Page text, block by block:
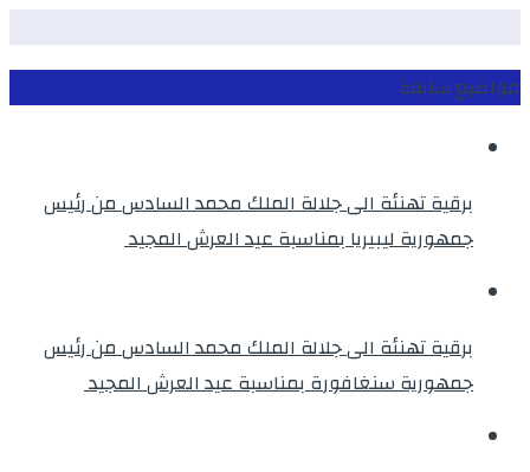
مواضيع سابقة
برقية تهنئة الى جلالة الملك محمد السادس من رئيس
جمهورية ليبيريا بمناسبة عيد العرش المجيد
برقية تهنئة الى جلالة الملك محمد السادس من رئيس
جمهورية سنغافورة بمناسبة عيد العرش المجيد